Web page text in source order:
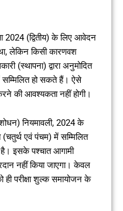
2024 (द्वितीय) के लिए आवेदन
लेकिन किसी कारणवश
(स्थापना) द्वारा अनुमोदित
सम्मिलित हो सकते हैं। ऐसे
की आवश्यकता नहीं होगी।
नियमावली, 2024 के
(चतुर्थ एवं पंचम) में सम्मिलित
इसके पश्चात आगामी
नहीं किया जाएगा। केवल
ही परीक्षा शुल्क समायोजन के